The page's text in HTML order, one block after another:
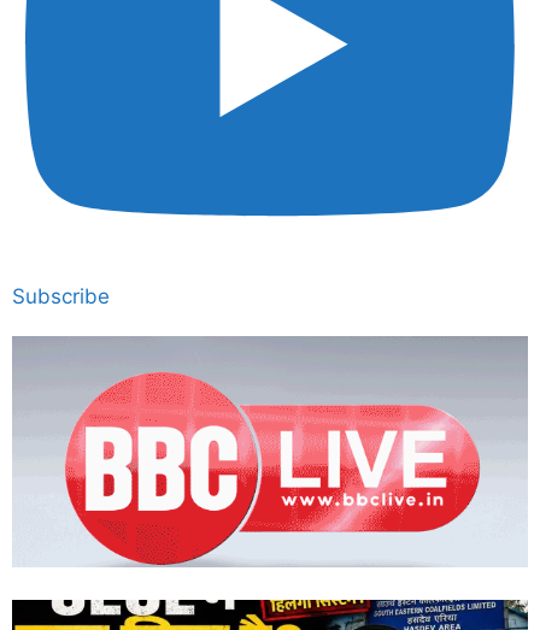
Subscribe